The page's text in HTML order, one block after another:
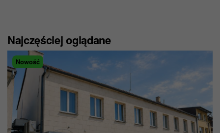
Najczęściej oglądane
Nowość